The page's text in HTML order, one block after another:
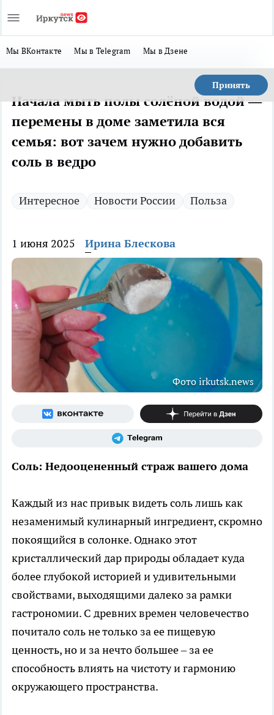
Мы ВКонтакте Мы в Telegram Мы в Дзене
Принять
Начала мыть полы солёной водой —
перемены в доме заметила вся
семья: вот зачем нужно добавить
соль в ведро
Интересное Новости России Польза
1 июня 2025 Ирина Блескова
Фото irkutsk.news
Соль: Недооцененный страж вашего дома
Каждый из нас привык видеть соль лишь как
незаменимый кулинарный ингредиент, скромно
покоящийся в солонке. Однако этот
кристаллический дар природы обладает куда
более глубокой историей и удивительными
свойствами, выходящими далеко за рамки
гастрономии. С древних времен человечество
почитало соль не только за ее пищевую
ценность, но и за нечто большее – за ее
способность влиять на чистоту и гармонию
окружающего пространства.